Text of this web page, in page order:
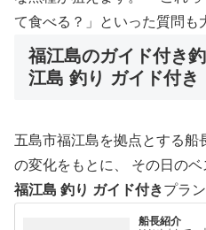
て食べる？」といった質問も
福江島のガイド付き
江島 釣り ガイド付き
五島市福江島を拠点とする
の変化をもとに、 その日の
福江島 釣り ガイド付きプラ
船長紹介